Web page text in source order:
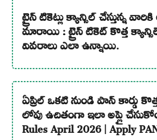
ట్రైన్ టికెట్లు క్యాన్సిల్ చేస్తున్న
మారాయి : ట్రైన్ టికెట్ కొత్త
వివరాలు ఎలా ఉన్నాయి.
ఏప్రిల్ ఒకటి నుండి పాన్ కార్డు
లోపు ఉచితంగా ఇలా అప్లై
Rules April 2026 | Apply